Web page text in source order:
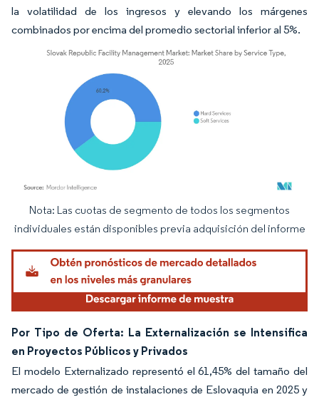
la volatilidad de los ingresos y elevando los márgenes
combinados por encima del promedio sectorial inferior al 5%.
Imagen © Mordor Intelligence. El uso requiere atribución según CC BY 4.0.
Nota: Las cuotas de segmento de todos los segmentos
individuales están disponibles previa adquisición del informe
Por Tipo de Oferta: La Externalización se Intensifica
en Proyectos Públicos y Privados
El modelo Externalizado representó el 61,45% del tamaño del
mercado de gestión de instalaciones de Eslovaquia en 2025 y